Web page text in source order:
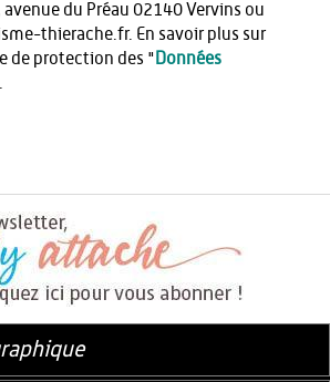
avenue du Préau 02140 Vervins ou
thierache.fr. En savoir plus sur
de protection des " Données